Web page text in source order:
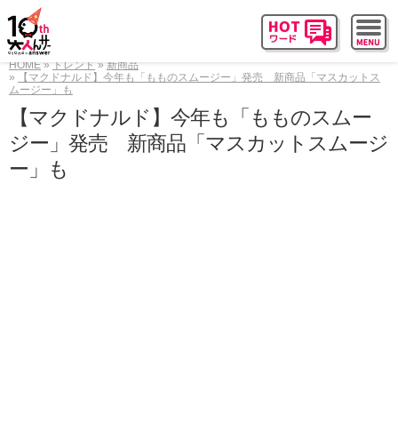
HOME トレンド
新商品
【マクドナルド】今年も「もものスムージー」発売 新商品「マスカットス
ムージー」も
【マクドナルド】今年も「もものスムー
ジー」発売 新商品「マスカットスムージ
ー」も